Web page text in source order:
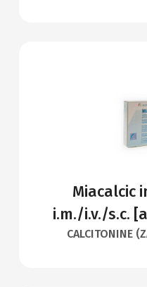
Miacalcic
i.m./i.v./s.c.
CALCITONINE